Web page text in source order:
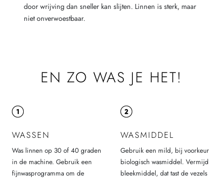
door wrijving dan sneller kan slijten. Linnen is sterk, maar
niet onverwoestbaar.
EN ZO WAS JE HET!
WASSEN
Was linnen op 30 of 40 graden
in de machine. Gebruik een
fijnwasprogramma om de
WASMIDDEL
Gebruik een mild, bij voorkeur
biologisch wasmiddel. Vermijd
bleekmiddel, dat tast de vezels